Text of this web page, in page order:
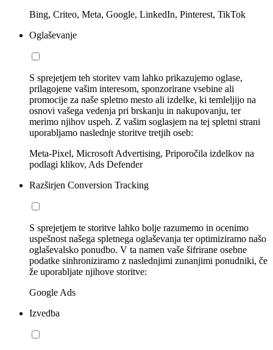
Bing, Criteo, Meta, Google, LinkedIn, Pinterest, TikTok
Oglaševanje
S sprejetjem teh storitev vam lahko prikazujemo oglase,
prilagojene vašim interesom, sponzorirane vsebine ali
promocije za naše spletno mesto ali izdelke, ki temleljijo na
osnovi vašega vedenja pri brskanju in nakupovanju, ter
merimo njihov uspeh. Z vašim soglasjem na tej spletni strani
uporabljamo naslednje storitve tretjih oseb:
Meta-Pixel, Microsoft Advertising, Priporočila izdelkov na
podlagi klikov, Ads Defender
Razširjen Conversion Tracking
S sprejetjem te storitve lahko bolje razumemo in ocenimo
uspešnost našega spletnega oglaševanja ter optimiziramo našo
oglaševalsko ponudbo. V ta namen vaše šifrirane osebne
podatke sinhroniziramo z naslednjimi zunanjimi ponudniki, če
že uporabljate njihove storitve:
Google Ads
Izvedba